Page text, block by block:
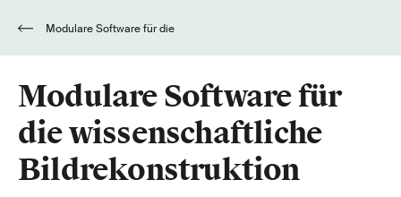
Modulare Software für
die wissenschaftliche
Bildrekonstruktion